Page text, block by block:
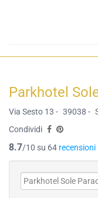
Parkhotel
Via Sesto 13 - 39038 -
Condividi
8.7/10 su 64 recensioni